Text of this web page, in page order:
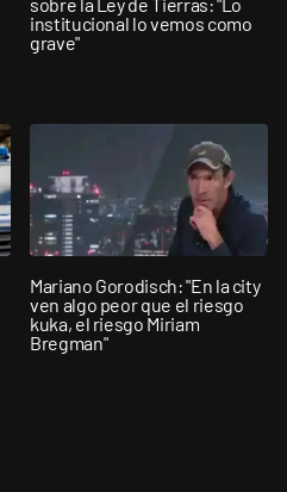
institucional lo vemos como
grave"
Mariano Gorodisch: "En la city
ven algo peor que el riesgo
kuka, el riesgo Miriam
Bregman"